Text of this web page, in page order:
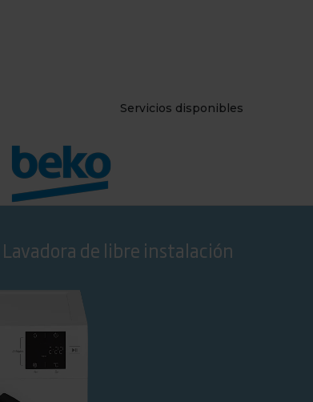
Servicios disponibles
de libre instalación